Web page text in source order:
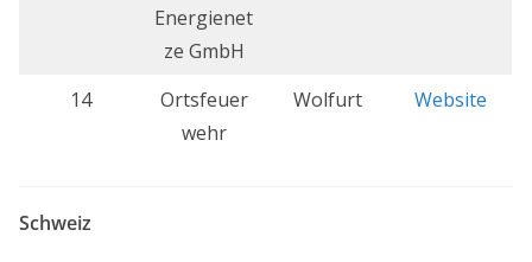
Energienet
ze GmbH
14
Ortsfeuer
wehr
Wolfurt Website
Schweiz